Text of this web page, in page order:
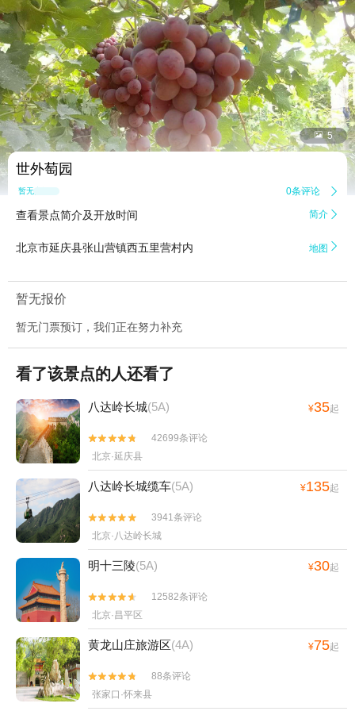
 5
世外萄园
暂无点评 0条评论 
查看景点简介及开放时间 简介 
北京市延庆县张山营镇西五里营村内 地图 
暂无报价
暂无门票预订，我们正在努力补充
看了该景点的人还看了
八达岭长城(5A) ¥35起


42699条评论
北京·延庆县
八达岭长城缆车(5A) ¥135起


3941条评论
北京·八达岭长城
明十三陵(5A) ¥30起


12582条评论
北京·昌平区
黄龙山庄旅游区(4A) ¥75起


88条评论
张家口·怀来县
